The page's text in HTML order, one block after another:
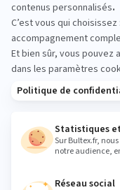
En quoi consiste le
Quel matelas Bultex
Pourquoi dormons-
La hauteur du